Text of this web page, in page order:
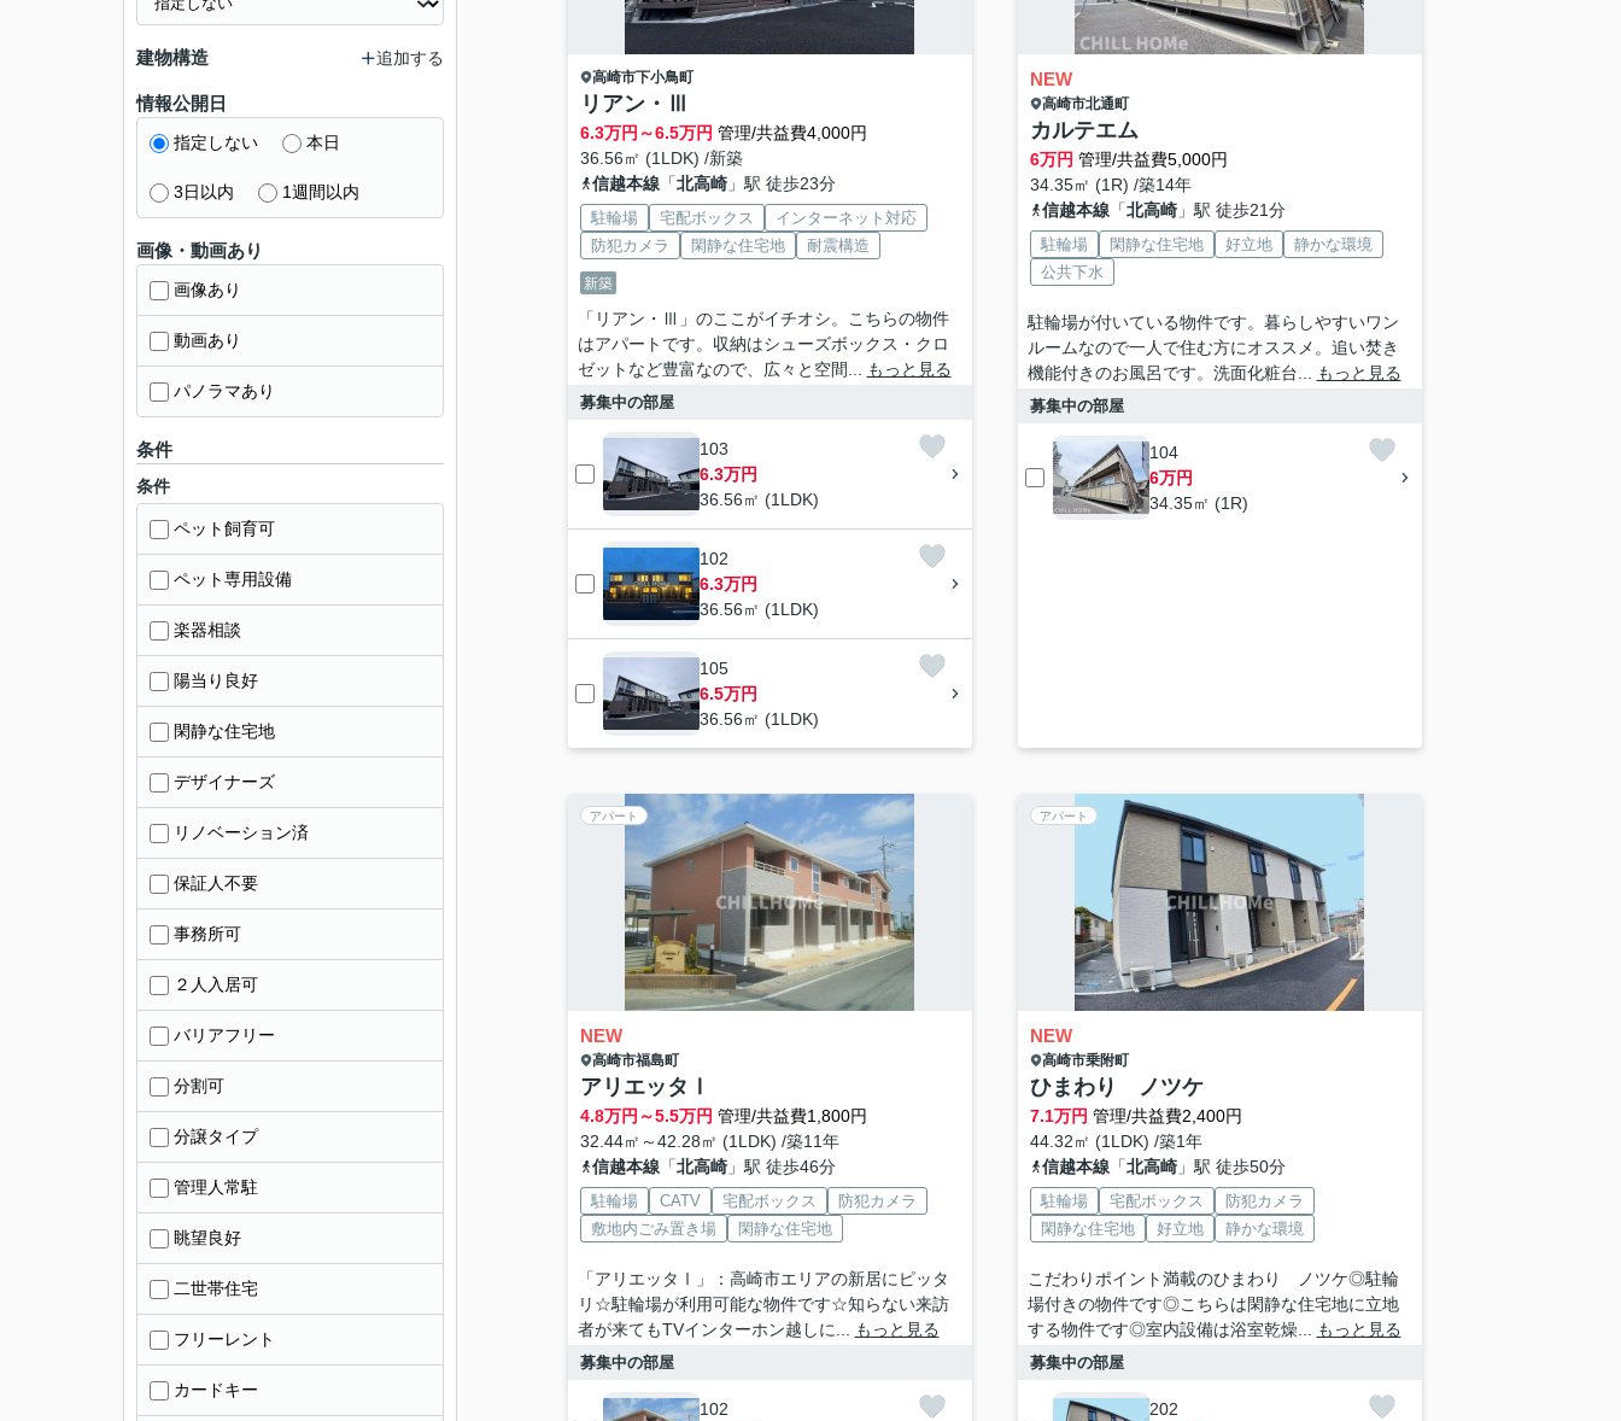
高崎市下小鳥町
リアン・Ⅲ
6.3万円～6.5万円 管理/共益費4,000円
36.56㎡ (1LDK) /新築
信越本線「北高崎」駅 徒歩23分
駐輪場 宅配ボックス
インターネット対応
防犯カメラ
閑静な住宅地 耐震構造
新築
「リアン・Ⅲ」のここがイチオシ。こちらの物件
はアパートです。収納はシューズボックス・クロ
ゼットなど豊富なので、広々と空間...
もっと見る
募集中の部屋
103
6.3万円
36.56㎡ (1LDK)
102
6.3万円
36.56㎡ (1LDK)
105
6.5万円
36.56㎡ (1LDK)
NEW
高崎市北通町
カルテエム
6万円 管理/共益費5,000円
34.35㎡ (1R) /築14年
信越本線「北高崎」駅 徒歩21分
駐輪場 閑静な住宅地 好立地
静かな環境
公共下水
駐輪場が付いている物件です。暮らしやすいワン
ルームなので一人で住む方にオススメ。追い焚き
機能付きのお風呂です。洗面化粧台...
もっと見る
募集中の部屋
104
6万円
34.35㎡ (1R)
アパート
NEW
高崎市福島町
アリエッタⅠ
4.8万円～5.5万円 管理/共益費1,800円
32.44㎡～42.28㎡ (1LDK) /築11年
信越本線「北高崎」駅 徒歩46分
駐輪場 CATV 宅配ボックス
防犯カメラ
敷地内ごみ置き場
閑静な住宅地
「アリエッタⅠ」：高崎市エリアの新居にピッタ
リ☆駐輪場が利用可能な物件です☆知らない来訪
者が来てもTVインターホン越しに...
もっと見る
募集中の部屋
102
アパート
NEW
高崎市乗附町
ひまわり ノツケ
7.1万円 管理/共益費2,400円
44.32㎡ (1LDK) /築1年
信越本線「北高崎」駅 徒歩50分
駐輪場 宅配ボックス
防犯カメラ
閑静な住宅地
好立地 静かな環境
こだわりポイント満載のひまわり ノツケ◎駐輪
場付きの物件です◎こちらは閑静な住宅地に立地
する物件です◎室内設備は浴室乾燥...
もっと見る
募集中の部屋
202
建物構造 追加する
情報公開日
指定しない 本日
3日以内 1週間以内
画像・動画あり
画像あり
動画あり
パノラマあり
条件
条件
ペット飼育可
ペット専用設備
楽器相談
陽当り良好
閑静な住宅地
デザイナーズ
リノベーション済
保証人不要
事務所可
２人入居可
バリアフリー
分割可
分譲タイプ
管理人常駐
眺望良好
二世帯住宅
フリーレント
カードキー